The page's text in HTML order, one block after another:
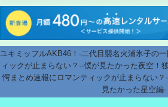
ユキミッフルAKB46！-二代目襲名火浦氷子の
ィックが止まらない？--僕が見たかった夜空！
愕まとめ速報にロマンティックが止まらない
見たかった星空編-